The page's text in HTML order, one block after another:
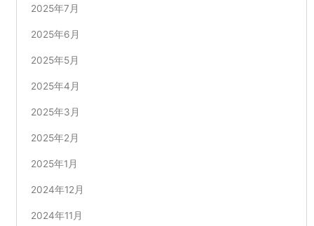
2025年7月
2025年6月
2025年5月
2025年4月
2025年3月
2025年2月
2025年1月
2024年12月
2024年11月